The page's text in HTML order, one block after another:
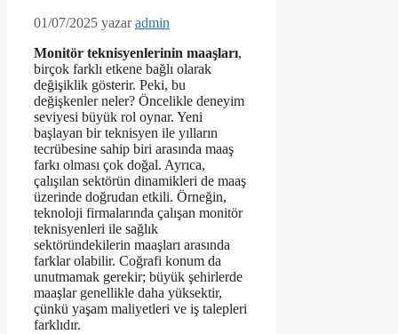
01/07/2025 yazaradmin
Monitör teknisyenlerinin maaşları,
birçok farklı etkene bağlı olarak
değişiklik gösterir. Peki, bu
değişkenler neler? Öncelikle deneyim
seviyesi büyük rol oynar. Yeni
başlayan bir teknisyen ile yılların
tecrübesine sahip biri arasında maaş
farkı olması çok doğal. Ayrıca,
çalışılan sektörün dinamikleri de maaş
üzerinde doğrudan etkili. Örneğin,
teknoloji firmalarında çalışan monitör
teknisyenleri ile sağlık
sektöründekilerin maaşları arasında
farklar olabilir. Coğrafi konum da
unutmamak gerekir; büyük şehirlerde
maaşlar genellikle daha yüksektir,
çünkü yaşam maliyetleri ve iş talepleri
farklıdır.